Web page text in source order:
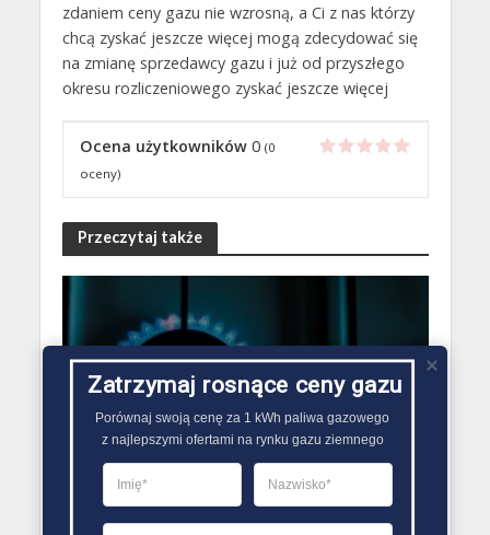
zdaniem ceny gazu nie wzrosną, a Ci z nas którzy
chcą zyskać jeszcze więcej mogą zdecydować się
na zmianę sprzedawcy gazu i już od przyszłego
okresu rozliczeniowego zyskać jeszcze więcej
Ocena użytkowników 0 (0
oceny)
Przeczytaj także
RYNEK GAZU AKTUALNOŚCI
Liczba zmian sprzedawcy
gazu w Polsce. Dane URE
28 grudnia 2018 Błażej
Zatrzymaj rosnące ceny gazu
Porównaj swoją cenę za 1 kWh paliwa gazowego
z najlepszymi ofertami na rynku gazu ziemnego